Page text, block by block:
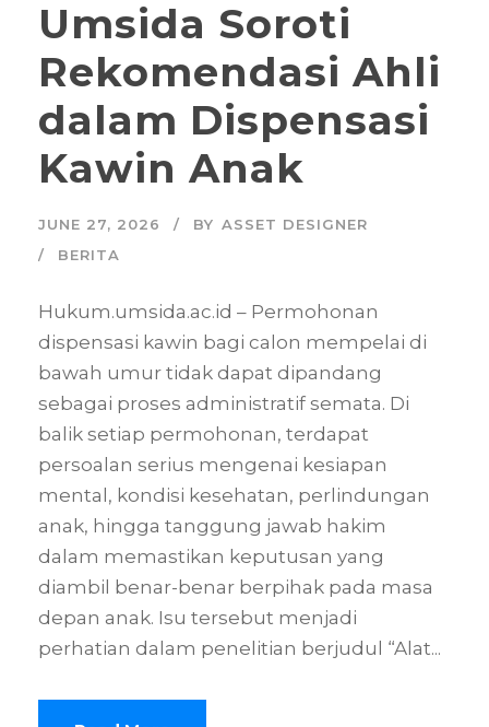
Umsida Soroti
Rekomendasi Ahli
dalam Dispensasi
Kawin Anak
JUNE 27, 2026 BY ASSET DESIGNER
BERITA
Hukum.umsida.ac.id – Permohonan
dispensasi kawin bagi calon mempelai di
bawah umur tidak dapat dipandang
sebagai proses administratif semata. Di
balik setiap permohonan, terdapat
persoalan serius mengenai kesiapan
mental, kondisi kesehatan, perlindungan
anak, hingga tanggung jawab hakim
dalam memastikan keputusan yang
diambil benar-benar berpihak pada masa
depan anak. Isu tersebut menjadi
perhatian dalam penelitian berjudul “Alat...